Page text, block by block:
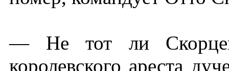
— Не тот ли
королевского ареста